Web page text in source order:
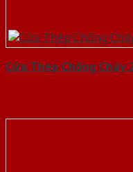
Cửa Thép Chống Cháy